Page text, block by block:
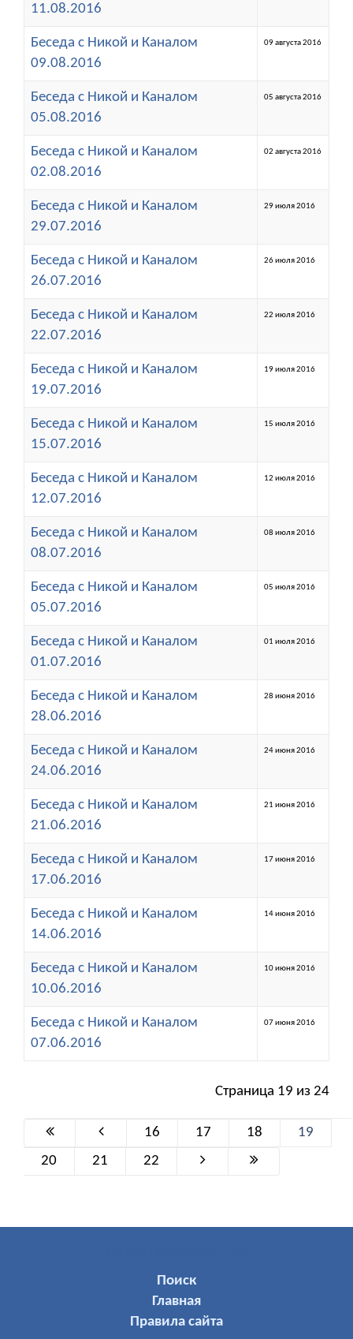
11.08.2016
Беседа с Никой и Каналом
09.08.2016
09 августа 2016
Беседа с Никой и Каналом
05.08.2016
05 августа 2016
Беседа с Никой и Каналом
02.08.2016
02 августа 2016
Беседа с Никой и Каналом
29.07.2016
29 июля 2016
Беседа с Никой и Каналом
26.07.2016
26 июля 2016
Беседа с Никой и Каналом
22.07.2016
22 июля 2016
Беседа с Никой и Каналом
19.07.2016
19 июля 2016
Беседа с Никой и Каналом
15.07.2016
15 июля 2016
Беседа с Никой и Каналом
12.07.2016
12 июля 2016
Беседа с Никой и Каналом
08.07.2016
08 июля 2016
Беседа с Никой и Каналом
05.07.2016
05 июля 2016
Беседа с Никой и Каналом
01.07.2016
01 июля 2016
Беседа с Никой и Каналом
28.06.2016
28 июня 2016
Беседа с Никой и Каналом
24.06.2016
24 июня 2016
Беседа с Никой и Каналом
21.06.2016
21 июня 2016
Беседа с Никой и Каналом
17.06.2016
17 июня 2016
Беседа с Никой и Каналом
14.06.2016
14 июня 2016
Беседа с Никой и Каналом
10.06.2016
10 июня 2016
Беседа с Никой и Каналом
07.06.2016
07 июня 2016
Страница 19 из 24
16 17 18
19
20
21 22
Поиск
Главная
Правила сайта